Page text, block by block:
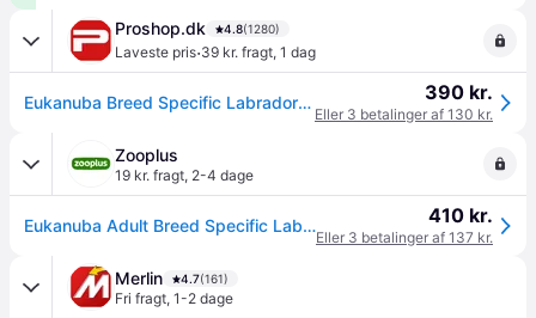
Proshop.dk 4.8(1280)
Laveste pris·39 kr. fragt, 1 dag
Eukanuba Breed Specific Labrador Retriever Adult 12kg 390 kr.
Eller 3 betalinger af 130 kr.
Zooplus
19 kr. fragt, 2-4 dage
Eukanuba Adult Breed Specific Labrador Retriever - 12 kg 410 kr.
Eller 3 betalinger af 137 kr.
Merlin 4.7(161)
Fri fragt, 1-2 dage